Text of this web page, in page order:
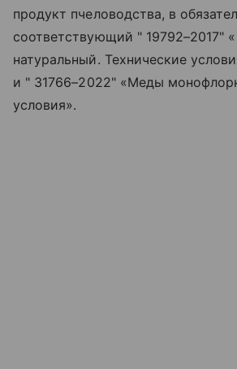
продукт пчеловодства, в
соответствующий " 19792–2017"
натуральный. Технические
и " 31766–2022"«Меды
условия».